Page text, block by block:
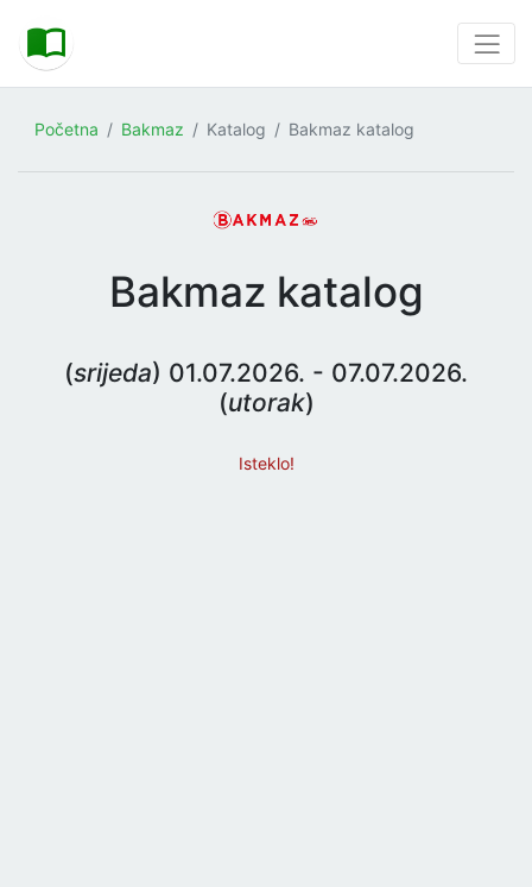
Početna Bakmaz Katalog Bakmaz katalog
Bakmaz katalog
(srijeda) 01.07.2026. - 07.07.2026.
(utorak)
Isteklo!